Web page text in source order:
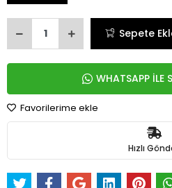
Sepete
WHATSAPP İLE
Favorilerime ekle
Hızlı